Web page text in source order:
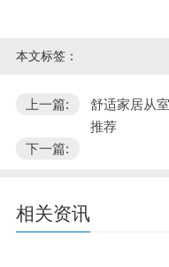
本文标签：
上一篇:
舒适家居从
推荐
下一篇:
相关资讯